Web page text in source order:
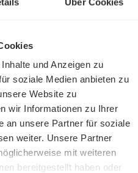
und Anzeigen zu
soziale Medien anbieten zu
Website zu
wir Informationen zu Ihrer
an unsere Partner für soziale
weiter. Unsere Partner
mit weiteren
bereitgestellt haben oder
ist
Accessoires
Regal ist mit rustikalen
das dem
verleiht!
das spektakulärste
dem Raum, in dem es
Eleganz, aber auch eine